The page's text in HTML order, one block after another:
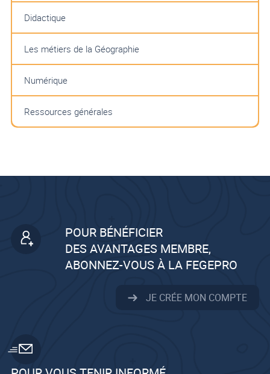
Didactique
Les métiers de la Géographie
Numérique
Ressources générales
POUR BÉNÉFICIER
DES AVANTAGES MEMBRE,
ABONNEZ-VOUS À LA FEGEPRO
JE CRÉE MON COMPTE